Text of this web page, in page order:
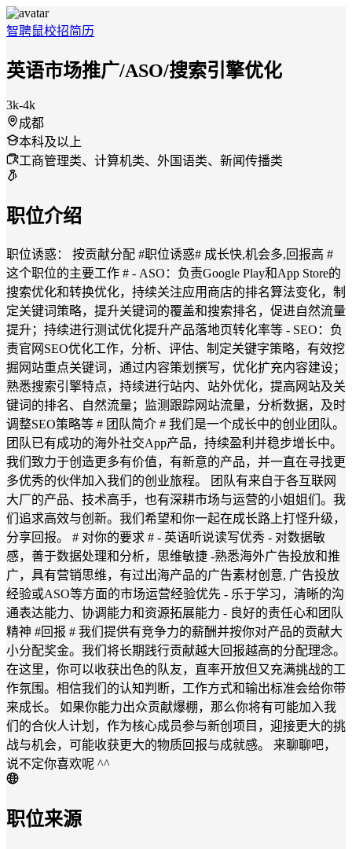
智聘鼠校招简历
英语市场推广/ASO/搜索引擎优化
3k-4k
成都
本科及以上
工商管理类、计算机类、外国语类、新闻传播类
职位介绍
职位诱惑： 按贡献分配 #职位诱惑# 成长快,机会多,回报高 #
这个职位的主要工作 # - ASO：负责Google Play和App Store的
搜索优化和转换优化，持续关注应用商店的排名算法变化，制
定关键词策略，提升关键词的覆盖和搜索排名，促进自然流量
提升；持续进行测试优化提升产品落地页转化率等 - SEO：负
责官网SEO优化工作，分析、评估、制定关键字策略，有效挖
掘网站重点关键词，通过内容策划撰写，优化扩充内容建设；
熟悉搜索引擎特点，持续进行站内、站外优化，提高网站及关
键词的排名、自然流量；监测跟踪网站流量，分析数据，及时
调整SEO策略等 # 团队简介 # 我们是一个成长中的创业团队。
团队已有成功的海外社交App产品，持续盈利并稳步增长中。
我们致力于创造更多有价值，有新意的产品，并一直在寻找更
多优秀的伙伴加入我们的创业旅程。 团队有来自于各互联网
大厂的产品、技术高手，也有深耕市场与运营的小姐姐们。我
们追求高效与创新。我们希望和你一起在成长路上打怪升级，
分享回报。 # 对你的要求 # - 英语听说读写优秀 - 对数据敏
感，善于数据处理和分析，思维敏捷 -熟悉海外广告投放和推
广，具有营销思维，有过出海产品的广告素材创意, 广告投放
经验或ASO等方面的市场运营经验优先 - 乐于学习，清晰的沟
通表达能力、协调能力和资源拓展能力 - 良好的责任心和团队
精神 #回报 # 我们提供有竞争力的薪酬并按你对产品的贡献大
小分配奖金。我们将长期践行贡献越大回报越高的分配理念。
在这里，你可以收获出色的队友，直率开放但又充满挑战的工
作氛围。相信我们的认知判断，工作方式和输出标准会给你带
来成长。 如果你能力出众贡献爆棚，那么你将有可能加入我
们的合伙人计划，作为核心成员参与新创项目，迎接更大的挑
战与机会，可能收获更大的物质回报与成就感。 来聊聊吧，
说不定你喜欢呢 ^^
职位来源